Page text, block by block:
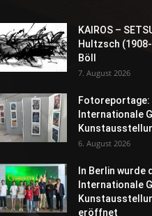
KAIROS –
Hultzsch
Böll
7. August 2026
Fotoreportage:
Internationale
6. August 2026
In Berlin wurde
Internationale
eröffnet